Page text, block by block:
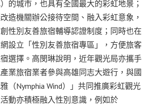
的城市，也具有全國最大的彩虹地景；
造機關辦公接待空間、融入彩虹意象，
性別友善旅宿輔導認證制度；同時也在
網設立「性別友善旅宿專區」，方便旅客
選擇。高閔琳說明，近年觀光局亦攜手
業旅宿業者參與高雄同志大遊行，與國
（Nymphia Wind）」共同推廣彩虹觀光
動亦積極融入性別意識，例如於